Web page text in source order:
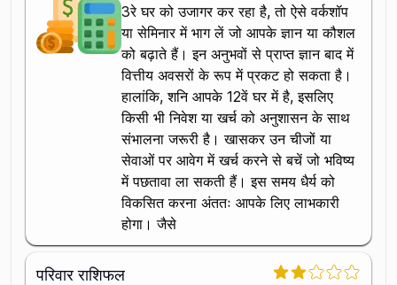
3रे घर को उजागर कर रहा है, तो ऐसे वर्कशॉप
या सेमिनार में भाग लें जो आपके ज्ञान या कौशल
को बढ़ाते हैं। इन अनुभवों से प्राप्त ज्ञान बाद में
वित्तीय अवसरों के रूप में प्रकट हो सकता है।
हालांकि, शनि आपके 12वें घर में है, इसलिए
किसी भी निवेश या खर्च को अनुशासन के साथ
संभालना जरूरी है। खासकर उन चीजों या
सेवाओं पर आवेग में खर्च करने से बचें जो भविष्य
में पछतावा ला सकती हैं। इस समय धैर्य को
विकसित करना अंततः आपके लिए लाभकारी
होगा। जैसे
परिवार राशिफल